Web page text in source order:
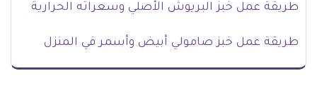
طريقة عمل خبز البريوش الأصلي وسعراته الحرارية
طريقة عمل خبز صامولي أبيض وأسمر في المنزل